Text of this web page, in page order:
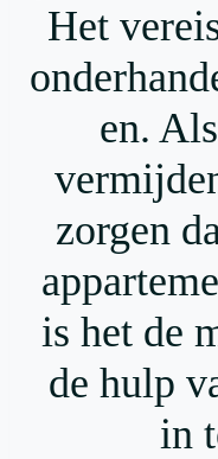
Het
en.
zorgen
is het de
de hulp
in